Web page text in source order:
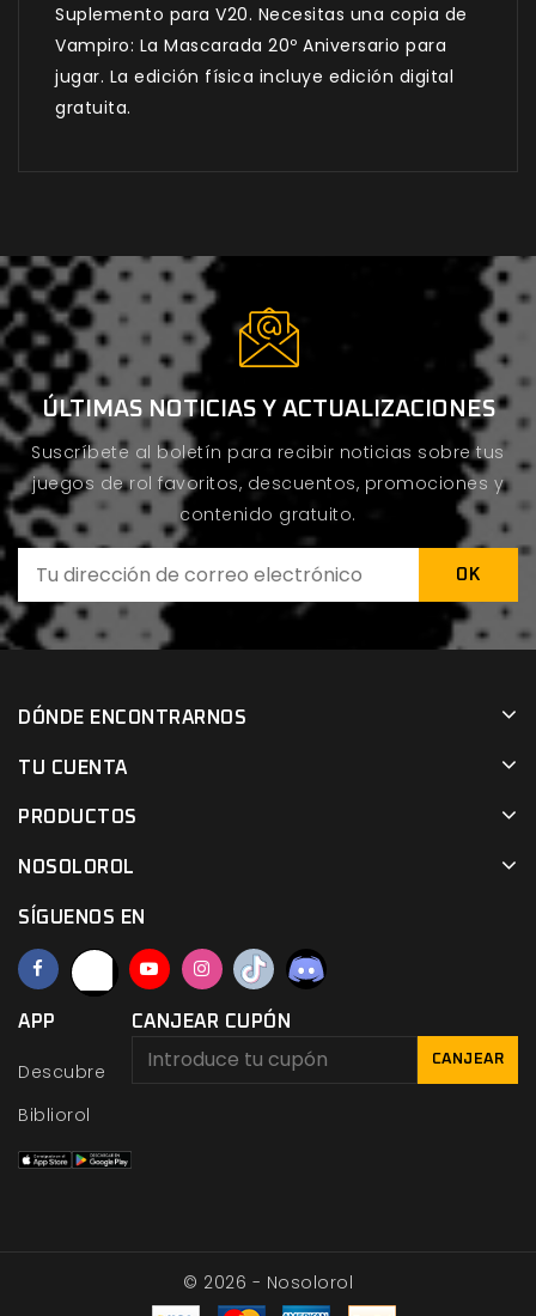
Suplemento para V20. Necesitas una copia de
Vampiro: La Mascarada 20º Aniversario para
jugar. La edición física incluye edición digital
gratuita.
ÚLTIMAS NOTICIAS Y ACTUALIZACIONES
Suscríbete al boletín para recibir noticias sobre tus
juegos de rol favoritos, descuentos, promociones y
contenido gratuito.
DÓNDE ENCONTRARNOS
TU CUENTA
PRODUCTOS
NOSOLOROL
SÍGUENOS EN
APP
Descubre
Bibliorol
CANJEAR CUPÓN
CANJEAR
© 2026 - Nosolorol